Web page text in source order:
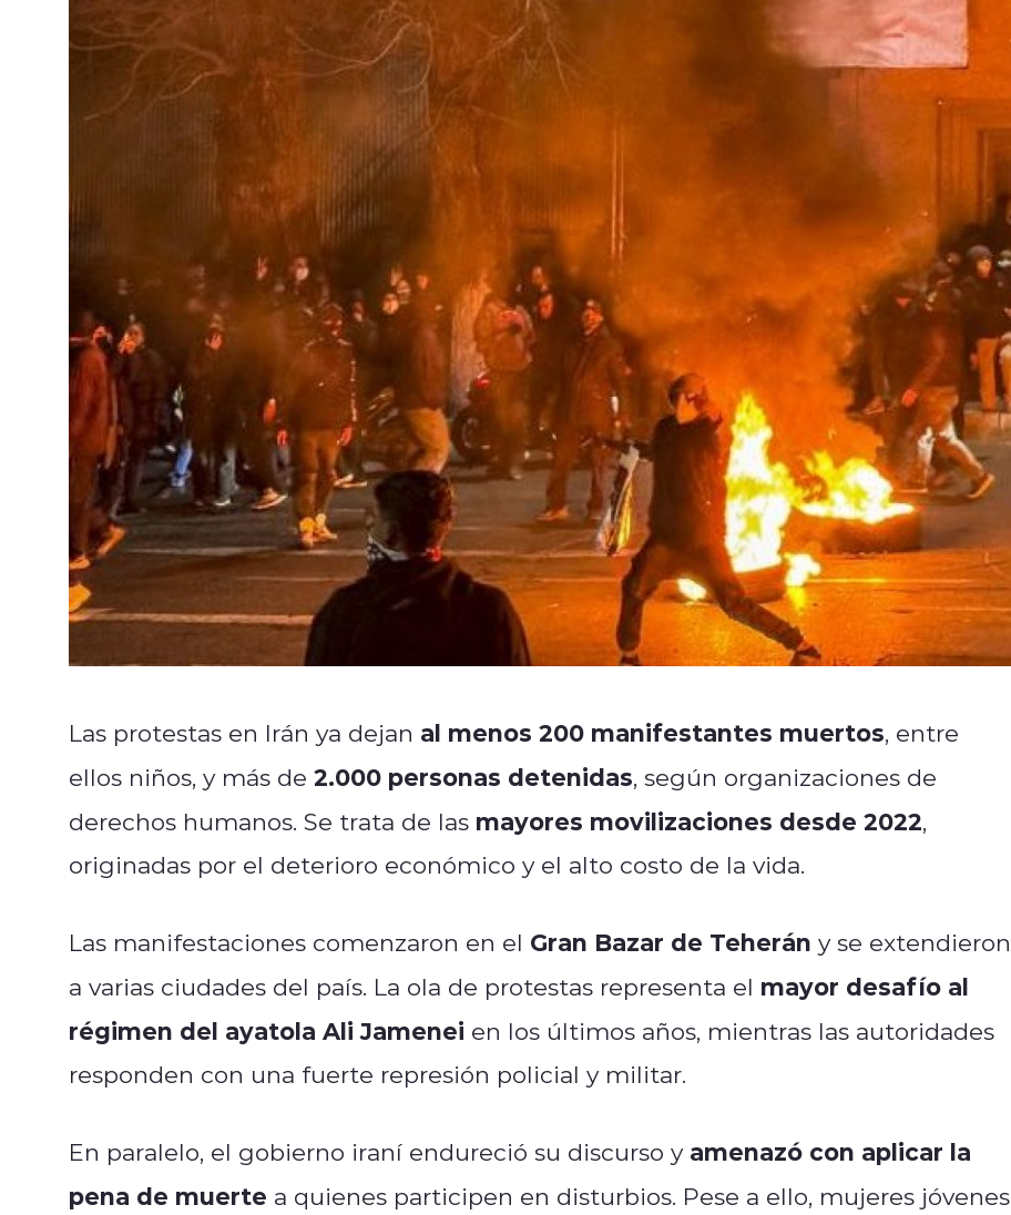
Las protestas en Irán ya dejan al menos 200 manifestantes muertos, entre
ellos niños, y más de 2.000 personas detenidas, según organizaciones de
derechos humanos. Se trata de las mayores movilizaciones desde 2022,
originadas por el deterioro económico y el alto costo de la vida.
Las manifestaciones comenzaron en el Gran Bazar de Teherán y se extendieron
a varias ciudades del país. La ola de protestas representa el mayor desafío al
régimen del ayatola Ali Jamenei en los últimos años, mientras las autoridades
responden con una fuerte represión policial y militar.
En paralelo, el gobierno iraní endureció su discurso y amenazó con aplicar la
pena de muerte a quienes participen en disturbios. Pese a ello, mujeres jóvenes